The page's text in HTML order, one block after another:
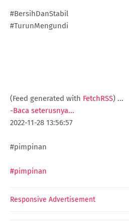
#BersihDanStabil
#TurunMengundi
(Feed generated with FetchRSS) ...
-Baca seterusnya...
2022-11-28 13:56:57
#pimpinan
#pimpinan
Responsive Advertisement